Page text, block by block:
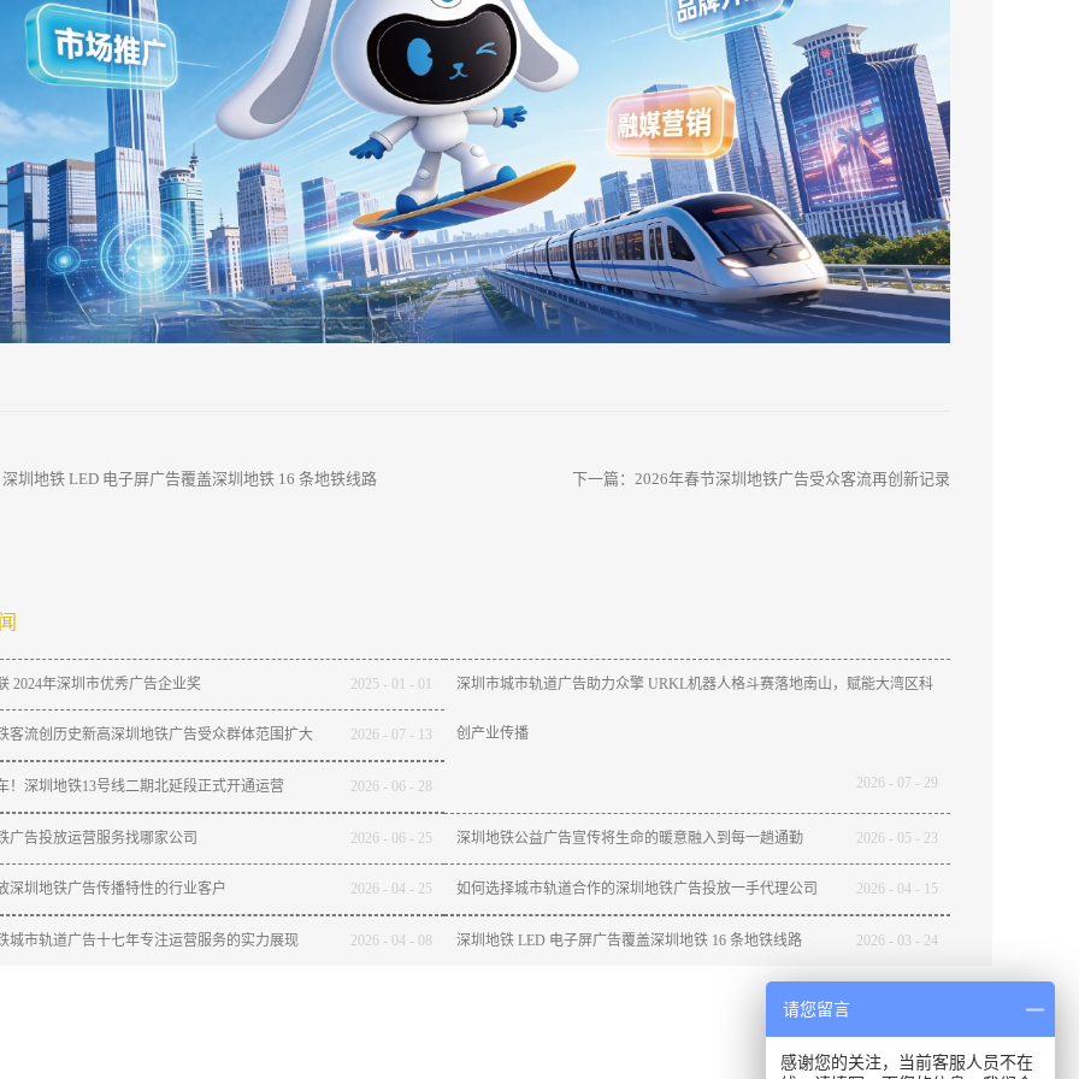
深圳地铁 LED 电子屏广告覆盖深圳地铁 16 条地铁线路 下一篇： 2026年春节深圳地铁广告受众客流再创新记录
2024年深圳市优秀广告企业奖 2025 - 01 - 01 深圳市城市轨道广告助力众擎 URKL机器人格斗赛落地南山，赋能大湾区科
创产业传播
2026 - 07 - 29
客流创历史新高深圳地铁广告受众群体范围扩大 2026 - 07 - 13
！深圳地铁13号线二期北延段正式开通运营 2026 - 06 - 28
广告投放运营服务找哪家公司 2026 - 06 - 25 深圳地铁公益广告宣传将生命的暖意融入到每一趟通勤 2026 - 05 - 23
深圳地铁广告传播特性的行业客户 2026 - 04 - 25 如何选择城市轨道合作的深圳地铁广告投放一手代理公司 2026 - 04 - 15
城市轨道广告十七年专注运营服务的实力展现 2026 - 04 - 08 深圳地铁 LED 电子屏广告覆盖深圳地铁 16 条地铁线路 2026 - 03 - 24
请您留言
感谢您的关注，当前客服人员不在